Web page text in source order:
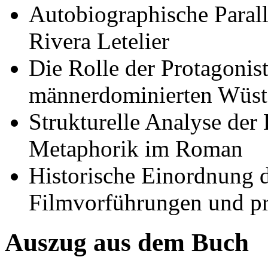
Autobiographische
Rivera Letelier
Die Rolle der
männerdominierten
Strukturelle Analyse der
Metaphorik im Roman
Historische Einordnung
Filmvorführungen und
Auszug aus dem Buch